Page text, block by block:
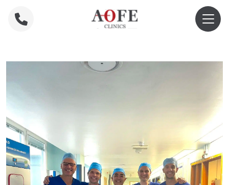
Gezieltes Muskel-Renervationstraining